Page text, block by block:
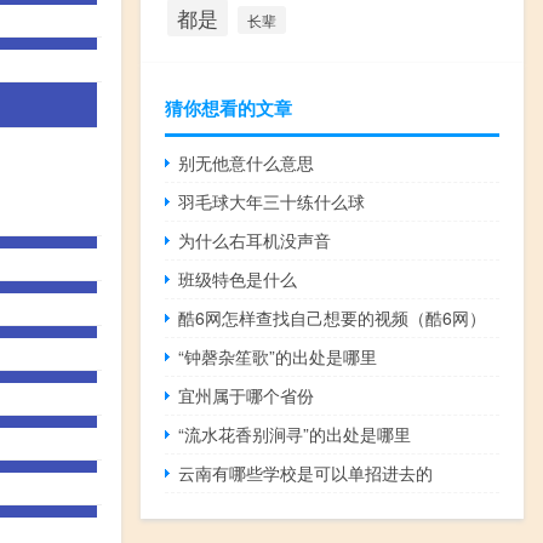
都是 长辈
猜你想看的文章
别无他意什么意思
羽毛球大年三十练什么球
为什么右耳机没声音
班级特色是什么
酷6网怎样查找自己想要的视频（酷6网）
“钟磬杂笙歌”的出处是哪里
宜州属于哪个省份
“流水花香别涧寻”的出处是哪里
云南有哪些学校是可以单招进去的